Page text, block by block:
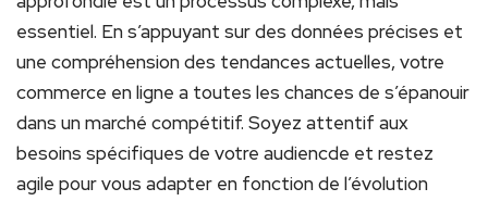
essentiel. En s’appuyant sur des données précises et
une compréhension des tendances actuelles, votre
commerce en ligne a toutes les chances de s’épanouir
dans un marché compétitif. Soyez attentif aux
besoins spécifiques de votre audiencde et restez
agile pour vous adapter en fonction de l’évolution